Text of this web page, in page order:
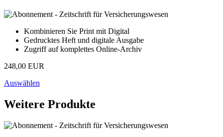
Kombinieren Sie Print mit Digital
Gedrucktes Heft und digitale Ausgabe
Zugriff auf komplettes Online-Archiv
248,00 EUR
Auswählen
Weitere Produkte